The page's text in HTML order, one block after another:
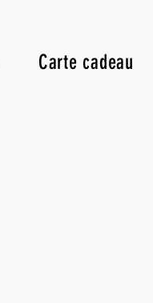
Carte cadeau